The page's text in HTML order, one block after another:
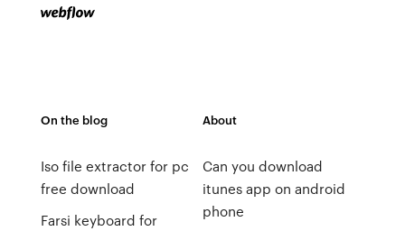
On the blog
Iso file extractor for pc
free download
Farsi keyboard for
About
Can you download
itunes app on android
phone